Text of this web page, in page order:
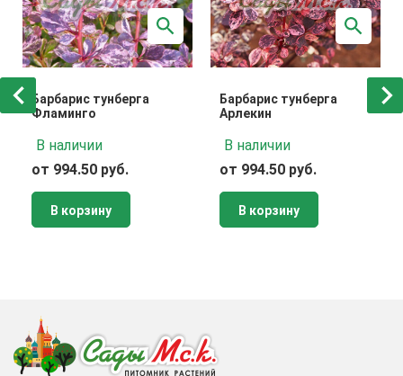
Барбарис тунберга
Фламинго
В наличии
от 994.50 руб.
В корзину
Барбарис тунберга
Арлекин
В наличии
от 994.50 руб.
В корзину